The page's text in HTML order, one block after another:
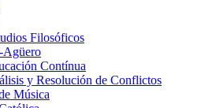
Filosóficos
Agüero
Contínua
y Resolución de Conflictos
Música